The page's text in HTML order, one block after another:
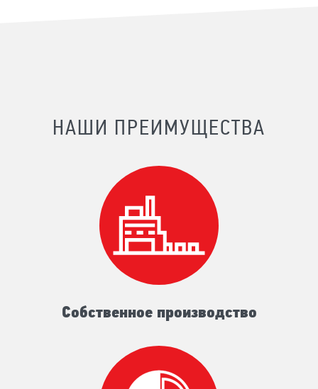
НАШИ ПРЕИМУЩЕСТВА
Собственное производство